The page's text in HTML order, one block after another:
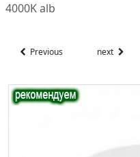
4000K alb
Previous next